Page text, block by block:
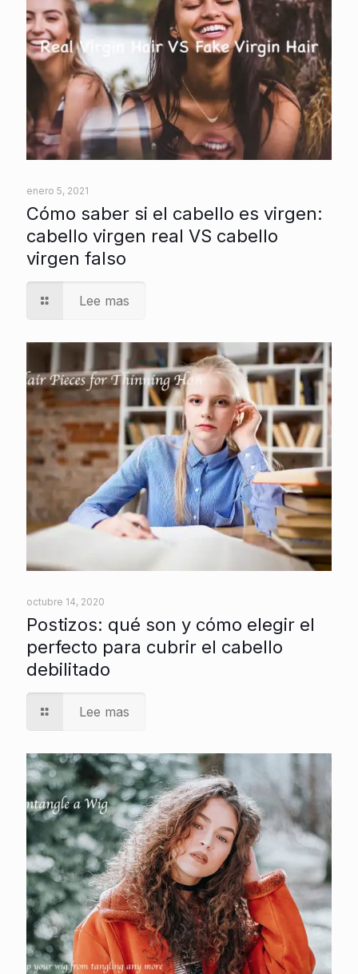
enero 5, 2021
Cómo saber si el cabello es virgen:
cabello virgen real VS cabello
virgen falso
Lee mas
octubre 14, 2020
Postizos: qué son y cómo elegir el
perfecto para cubrir el cabello
debilitado
Lee mas